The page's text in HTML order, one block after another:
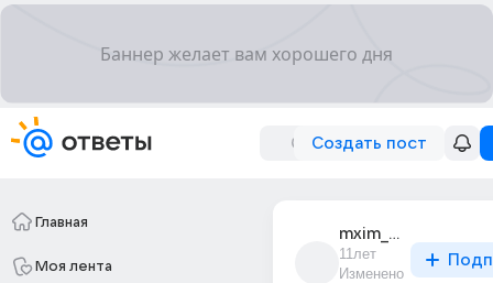
Создать пост
Главная
Моя лента
mxim_46
11лет
Изменено